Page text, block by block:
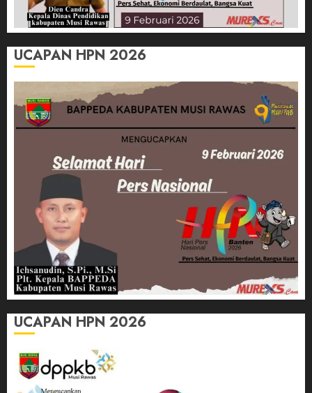
UCAPAN HPN 2026
UCAPAN HPN 2026